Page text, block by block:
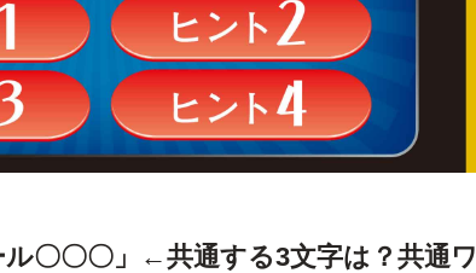
ル〇〇〇」←共通する3文字は？共通ワ